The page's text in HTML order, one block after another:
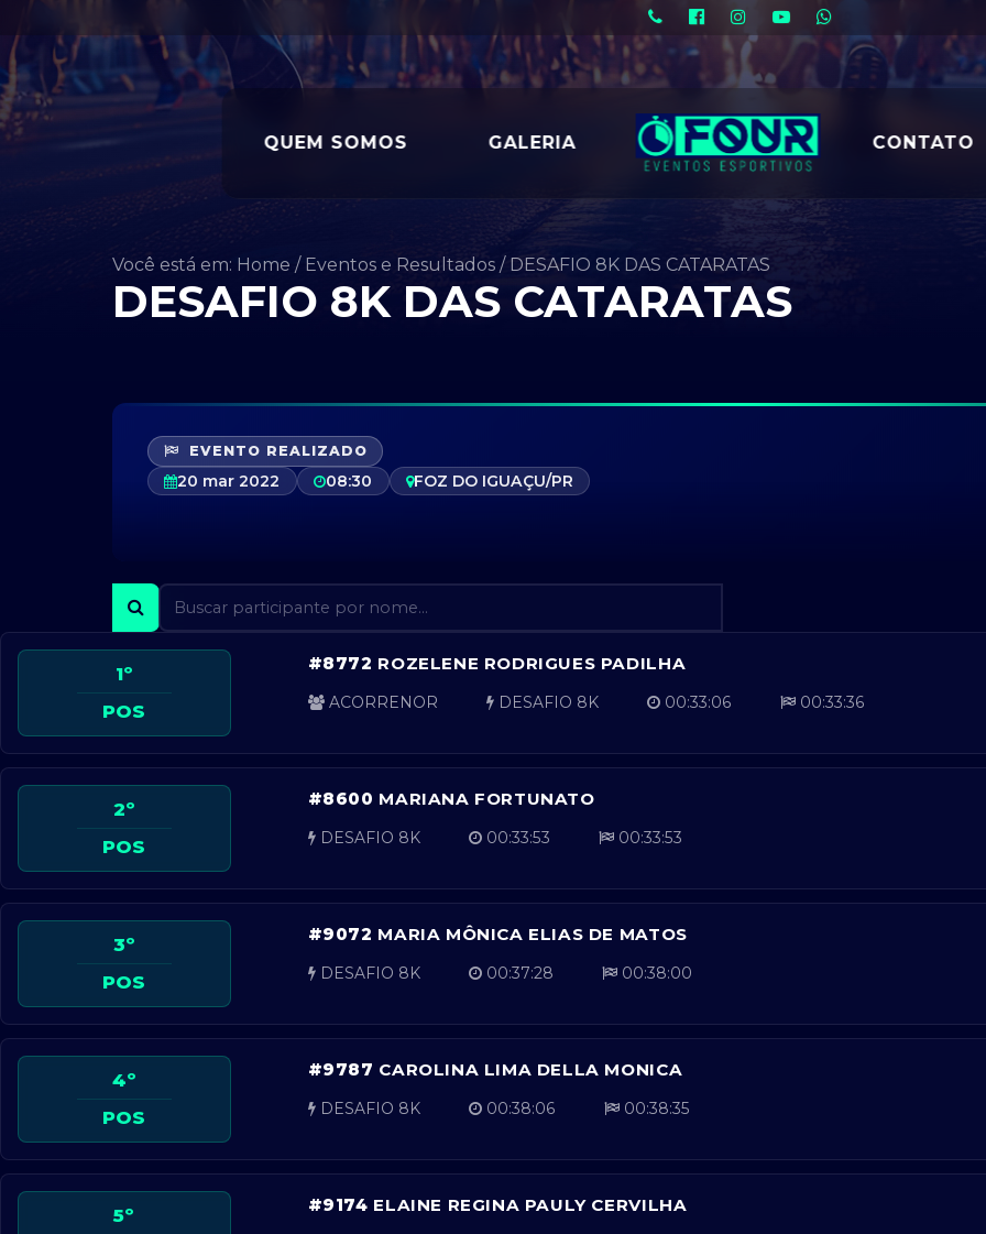
QUEM SOMOS GALERIA CONTATO
Você está em: Home / Eventos e Resultados / DESAFIO 8K DAS CATARATAS
DESAFIO 8K DAS CATARATAS
EVENTO REALIZADO
20 mar 2022 08:30 FOZ DO IGUAÇU/PR
1º
POS
#8772 ROZELENE RODRIGUES PADILHA
ACORRENOR DESAFIO 8K 00:33:06 00:33:36
2º
POS
#8600 MARIANA FORTUNATO
DESAFIO 8K 00:33:53 00:33:53
3º
POS
#9072 MARIA MÔNICA ELIAS DE MATOS
DESAFIO 8K 00:37:28 00:38:00
4º
POS
#9787 CAROLINA LIMA DELLA MONICA
DESAFIO 8K 00:38:06 00:38:35
5º
#9174 ELAINE REGINA PAULY CERVILHA